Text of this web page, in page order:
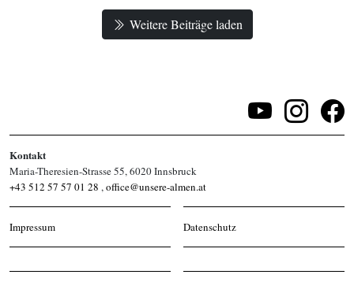
Weitere Beiträge laden
Kontakt
Maria-Theresien-Strasse 55, 6020 Innsbruck
+43 512 57 57 01 28 ,office@unsere-almen.at
Impressum Datenschutz